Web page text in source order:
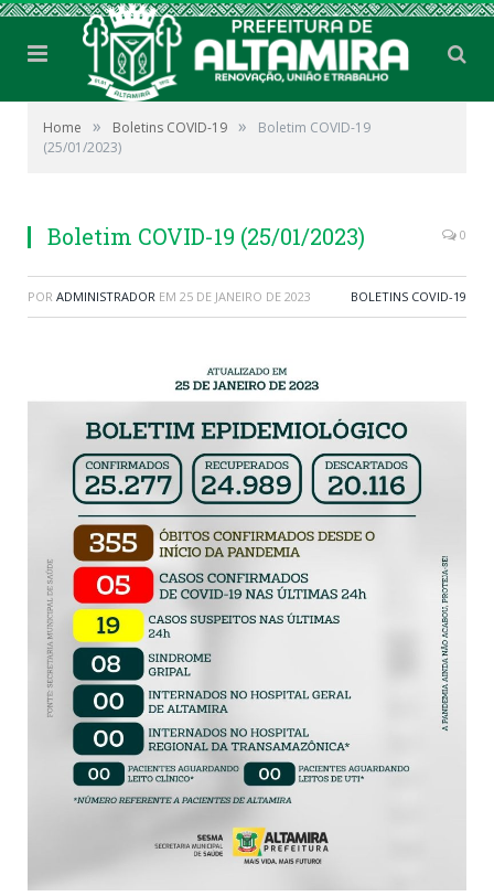
Home » Boletins COVID-19 »
Boletim COVID-19
(25/01/2023)
Boletim COVID-19 (25/01/2023) 0
POR ADMINISTRADOR EM 25 DE JANEIRO DE 2023 BOLETINS COVID-19